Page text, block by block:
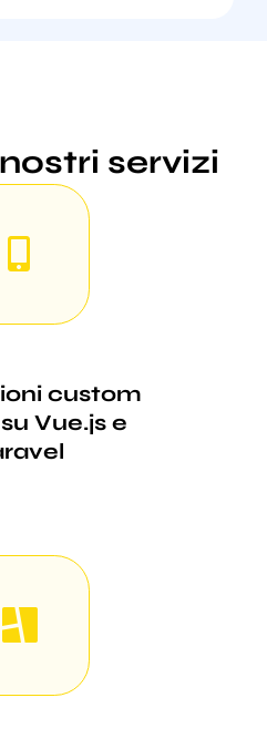
servizi
custom
Vue.js e